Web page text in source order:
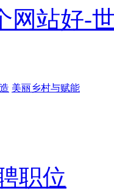
网站好-
美丽乡村与赋能
职位